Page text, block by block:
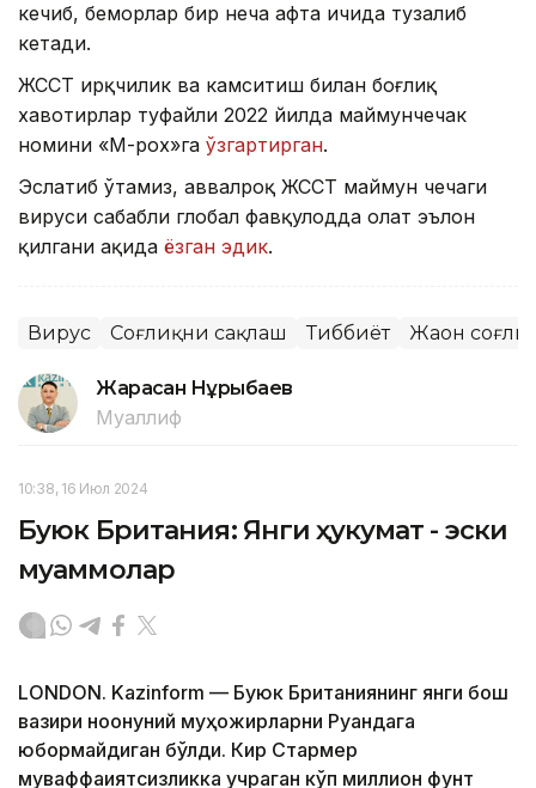
кечиб, беморлар бир неча ҳафта ичида тузалиб
кетади.
ЖССТ ирқчилик ва камситиш билан боғлиқ
хавотирлар туфайли 2022 йилда маймунчечак
номини «М-pox»га ўзгартирган.
Эслатиб ўтамиз, аввалроқ ЖССТ маймун чечаги
вируси сабабли глобал фавқулодда ҳолат эълон
қилгани ҳақида ёзган эдик.
Вирус Соғлиқни сақлаш Тиббиёт Жаҳон
Жарасқан Нұрыбаев
Муаллиф
10:38, 16 Июл 2024
Буюк Британия: Янги ҳукумат - эски
муаммолар
LONDON. Kazinform — Буюк Британиянинг янги бош
вазири ноқонуний муҳожирларни Руандага
юбормайдиган бўлди. Кир Стармер
муваффақиятсизликка учраган кўп миллион фунт